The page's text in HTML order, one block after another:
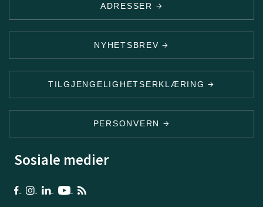
ADRESSER
NYHETSBREV
TILGJENGELIGHETSERKLÆRING
PERSONVERN
Sosiale medier